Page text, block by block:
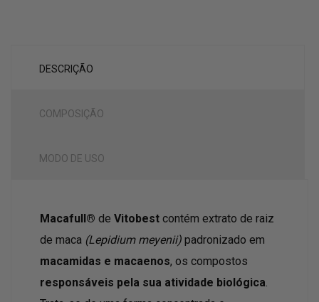
DESCRIÇÃO
COMPOSIÇÃO
MODO DE USO
Macafull® de Vitobest contém extrato de raiz
de maca (Lepidium meyenii) padronizado em
macamidas e macaenos, os compostos
responsáveis pela sua atividade biológica.